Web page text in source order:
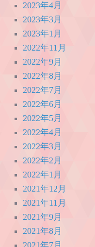
2023年4月
2023年3月
2023年1月
2022年11月
2022年9月
2022年8月
2022年7月
2022年6月
2022年5月
2022年4月
2022年3月
2022年2月
2022年1月
2021年12月
2021年11月
2021年9月
2021年8月
2021年7月